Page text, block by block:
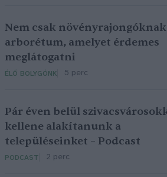
Nem csak
arborétum, amelyet érdemes
meglátogatni
ÉLŐ BOLYGÓNK 5 perc
Pár éven belül
kellene alakítanunk a
településeinket – Podcast
PODCAST 2 perc